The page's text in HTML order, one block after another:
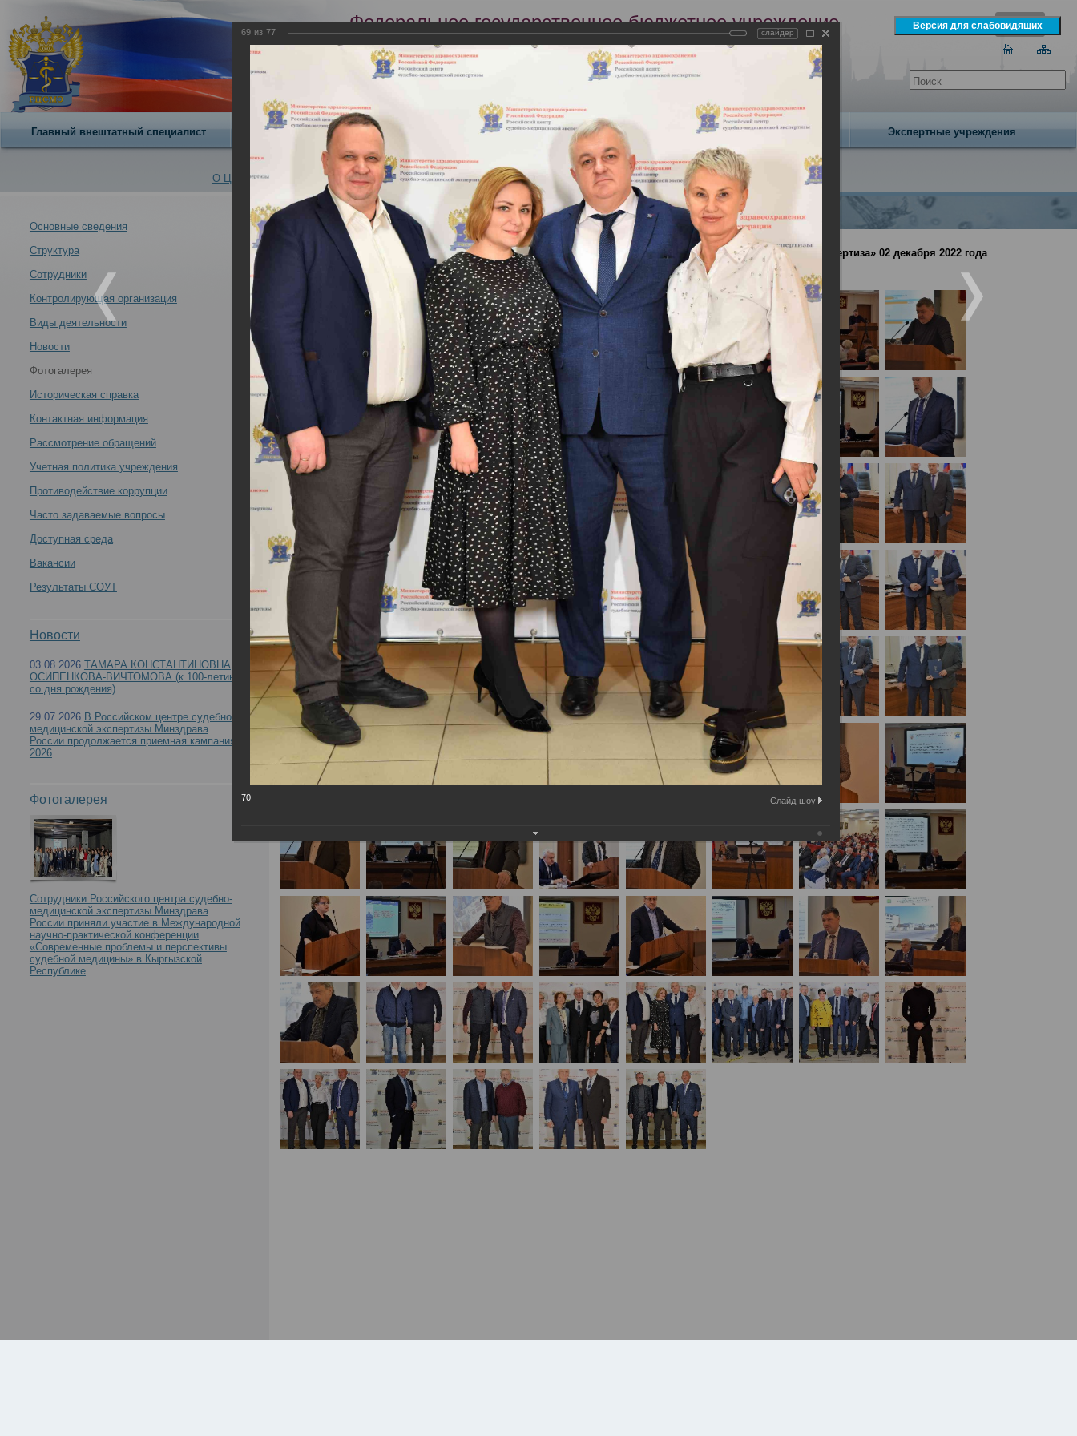
Федеральное государственное бюджетное учреждение
Российский центр судебно-медицинской экспертизы
Минздрава России
Главный внештатный специалист О центре Научная деятельность Экспертиза Образование Издательство Экспертные учреждения
О Центре -
Новости -
Итоги заседания профильной комиссии Минздрава
экспертиза» 02 декабря 2022 года -
Итоги заседания профильной комиссии Минздрава России по специальности «Судебно-медицинская экспертиза» 02 декабря 2022 года
Основные сведения
Структура
Сотрудники
Контролирующая организация
Виды деятельности
Новости
Фотогалерея
Историческая справка
Контактная информация
Рассмотрение обращений
Учетная политика учреждения
Противодействие коррупции
Часто задаваемые вопросы
Доступная среда
Вакансии
Результаты СОУТ
Новости
03.08.2026 ТАМАРА КОНСТАНТИНОВНА
ОСИПЕНКОВА-ВИЧТОМОВА (к 100-летию
со дня рождения)
29.07.2026 В Российском центре судебно-
медицинской экспертизы Минздрава
России продолжается приемная кампания
2026
Фотогалерея
Сотрудники Российского центра судебно-
медицинской экспертизы Минздрава
России приняли участие в Международной
научно-практической конференции
«Современные проблемы и перспективы
судебной медицины» в Кыргызской
Республике
Альбомы
Итоги заседания профильной комиссии Минздрава России по специальности «Судебно-медицинская экспертиза» 02 декабря 2022 года
69 из 77 слайдер
70 Слайд-шоу: